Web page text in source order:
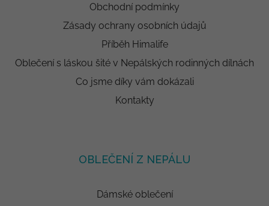
Obchodní podmínky
Zásady ochrany osobních údajů
Příběh Himalife
Oblečení s láskou šité v Nepálských rodinných dílnách
Co jsme díky vám dokázali
Kontakty
OBLEČENÍ Z NEPÁLU
Dámské oblečení